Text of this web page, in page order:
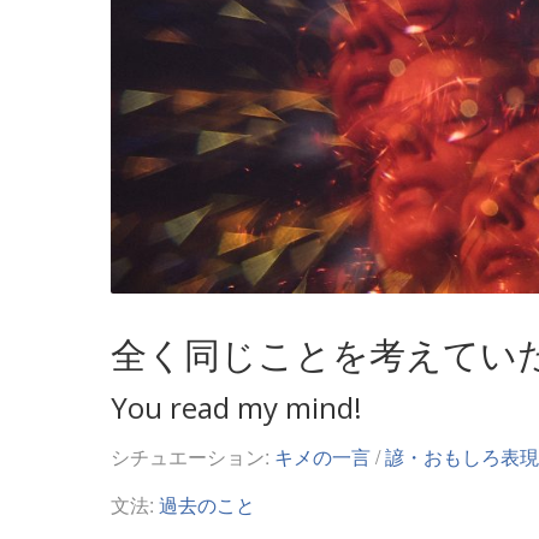
全く同じことを考えてい
You read my mind!
シチュエーション: キメの一言/諺・おもしろ表現
文法: 過去のこと